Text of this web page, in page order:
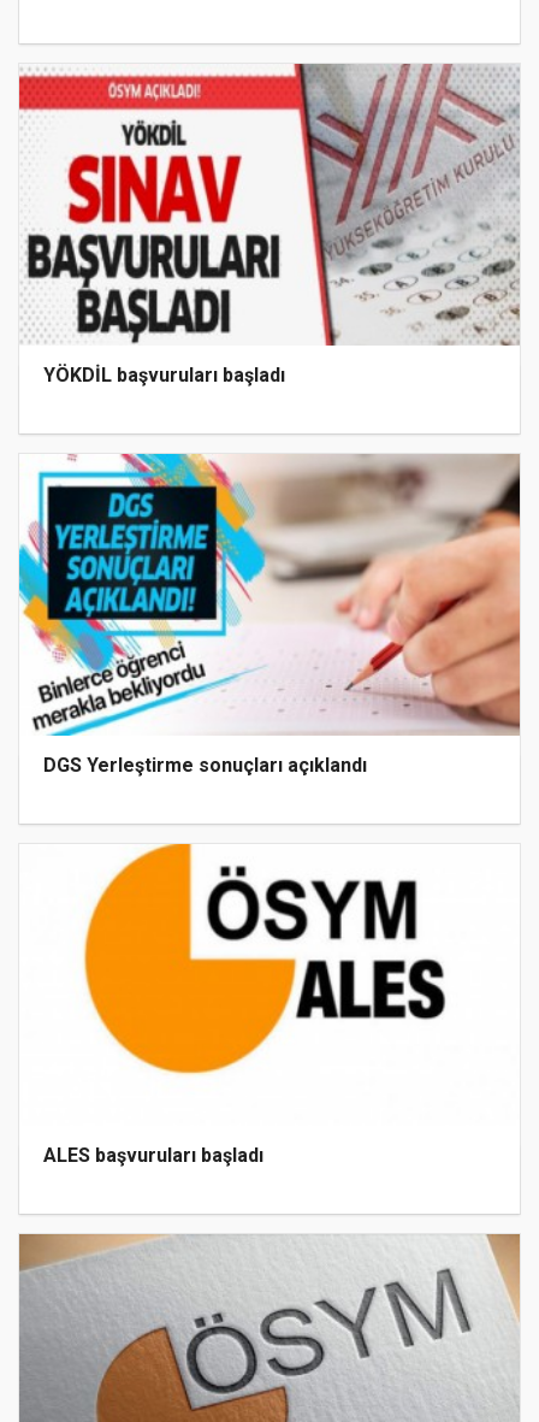
YÖKDİL başvuruları başladı
DGS Yerleştirme sonuçları açıklandı
ALES başvuruları başladı